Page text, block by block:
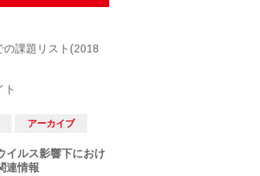
課題リスト(2018
ト
アーカイブ
イルス影響下におけ
連情報